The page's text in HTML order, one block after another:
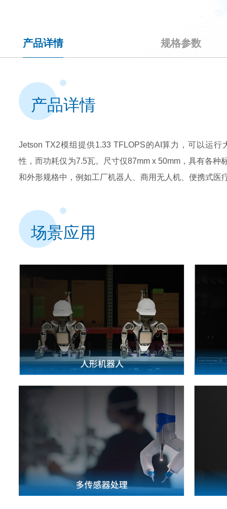
产品详情 规格参数
产品详情
Jetson TX2模组提供1.33 TFLOPS的AI算力，可以运
性，而功耗仅为7.5瓦。尺寸仅87mm x 50mm，具有各种
和外形规格中，例如工厂机器人、商用无人机、便携式医
场景应用